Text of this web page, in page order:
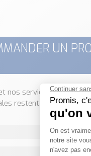
UN
nos services vous
restent à votre